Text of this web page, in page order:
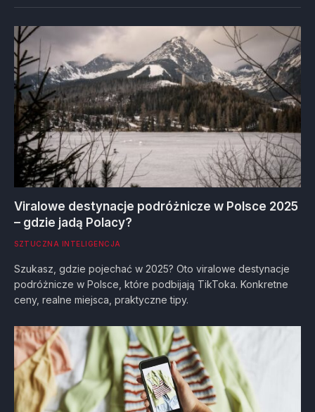
Viralowe destynacje podróżnicze w Polsce 2025
– gdzie jadą Polacy?
SZTUCZNA INTELIGENCJA
Szukasz, gdzie pojechać w 2025? Oto viralowe destynacje
podróżnicze w Polsce, które podbijają TikToka. Konkretne
ceny, realne miejsca, praktyczne tipy.